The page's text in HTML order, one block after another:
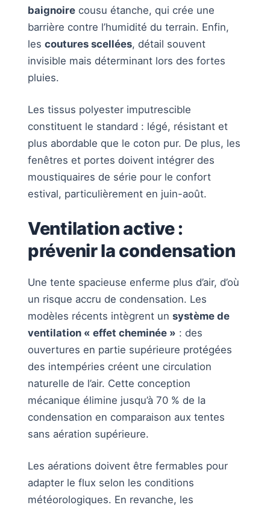
baignoire cousu étanche, qui crée une
barrière contre l’humidité du terrain. Enfin,
les coutures scellées, détail souvent
invisible mais déterminant lors des fortes
pluies.
Les tissus polyester imputrescible
constituent le standard : légé, résistant et
plus abordable que le coton pur. De plus, les
fenêtres et portes doivent intégrer des
moustiquaires de série pour le confort
estival, particulièrement en juin-août.
Ventilation active :
prévenir la condensation
Une tente spacieuse enferme plus d’air, d’où
un risque accru de condensation. Les
modèles récents intègrent un système de
ventilation « effet cheminée » : des
ouvertures en partie supérieure protégées
des intempéries créent une circulation
naturelle de l’air. Cette conception
mécanique élimine jusqu’à 70 % de la
condensation en comparaison aux tentes
sans aération supérieure.
Les aérations doivent être fermables pour
adapter le flux selon les conditions
météorologiques. En revanche, les